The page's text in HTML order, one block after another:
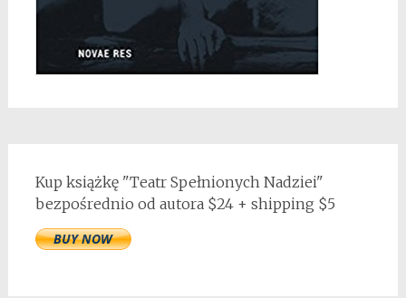
Kup książkę "Teatr Spełnionych Nadziei"
bezpośrednio od autora $24 + shipping $5